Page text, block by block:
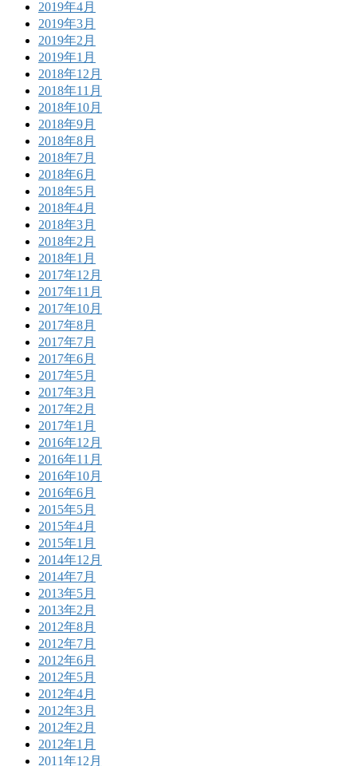
2019年4月
2019年3月
2019年2月
2019年1月
2018年12月
2018年11月
2018年10月
2018年9月
2018年8月
2018年7月
2018年6月
2018年5月
2018年4月
2018年3月
2018年2月
2018年1月
2017年12月
2017年11月
2017年10月
2017年8月
2017年7月
2017年6月
2017年5月
2017年3月
2017年2月
2017年1月
2016年12月
2016年11月
2016年10月
2016年6月
2015年5月
2015年4月
2015年1月
2014年12月
2014年7月
2013年5月
2013年2月
2012年8月
2012年7月
2012年6月
2012年5月
2012年4月
2012年3月
2012年2月
2012年1月
2011年12月